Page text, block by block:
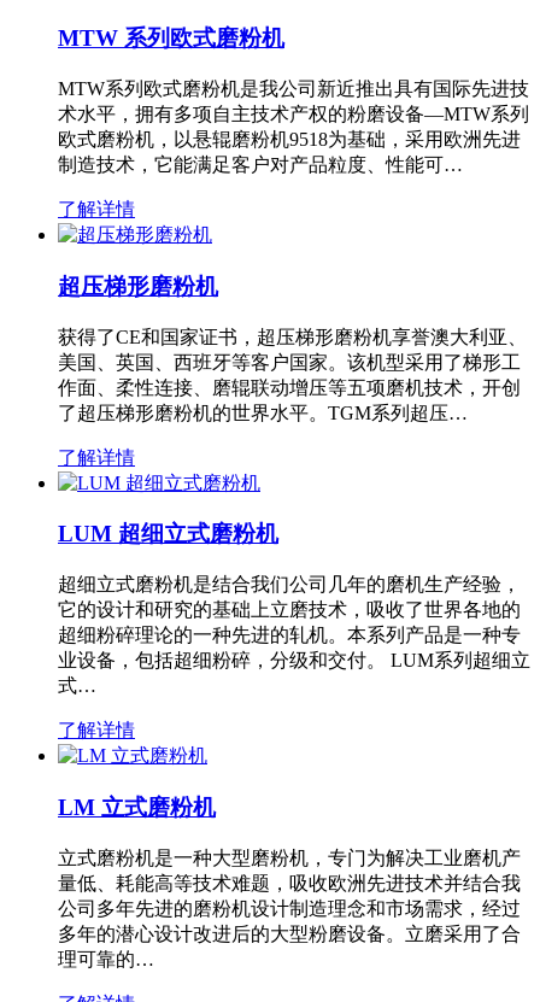
MTW 系列欧式磨粉机
MTW系列欧式磨粉机是我公司新近推出具有国际先进技
术水平，拥有多项自主技术产权的粉磨设备—MTW系列
欧式磨粉机，以悬辊磨粉机9518为基础，采用欧洲先进
制造技术，它能满足客户对产品粒度、性能可…
了解详情
超压梯形磨粉机
获得了CE和国家证书，超压梯形磨粉机享誉澳大利亚、
美国、英国、西班牙等客户国家。该机型采用了梯形工
作面、柔性连接、磨辊联动增压等五项磨机技术，开创
了超压梯形磨粉机的世界水平。TGM系列超压…
了解详情
LUM 超细立式磨粉机
超细立式磨粉机是结合我们公司几年的磨机生产经验，
它的设计和研究的基础上立磨技术，吸收了世界各地的
超细粉碎理论的一种先进的轧机。本系列产品是一种专
业设备，包括超细粉碎，分级和交付。 LUM系列超细立
式…
了解详情
LM 立式磨粉机
立式磨粉机是一种大型磨粉机，专门为解决工业磨机产
量低、耗能高等技术难题，吸收欧洲先进技术并结合我
公司多年先进的磨粉机设计制造理念和市场需求，经过
多年的潜心设计改进后的大型粉磨设备。立磨采用了合
理可靠的…